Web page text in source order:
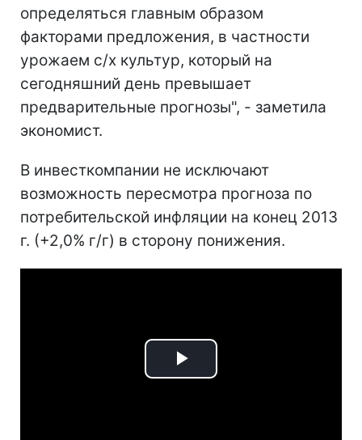
определяться главным образом
факторами предложения, в частности
урожаем с/х культур, который на
сегодняшний день превышает
предварительные прогнозы", - заметила
экономист.
В инвесткомпании не исключают
возможность пересмотра прогноза по
потребительской инфляции на конец 2013
г. (+2,0% г/г) в сторону понижения.
Play